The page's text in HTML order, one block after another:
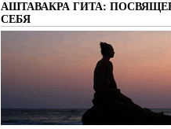
АШТАВАКРА ГИТА:
СЕБЯ